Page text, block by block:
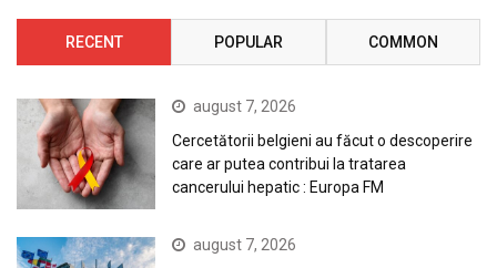
RECENT POPULAR COMMON
august 7, 2026
Cercetătorii belgieni au făcut o descoperire
care ar putea contribui la tratarea
cancerului hepatic : Europa FM
august 7, 2026